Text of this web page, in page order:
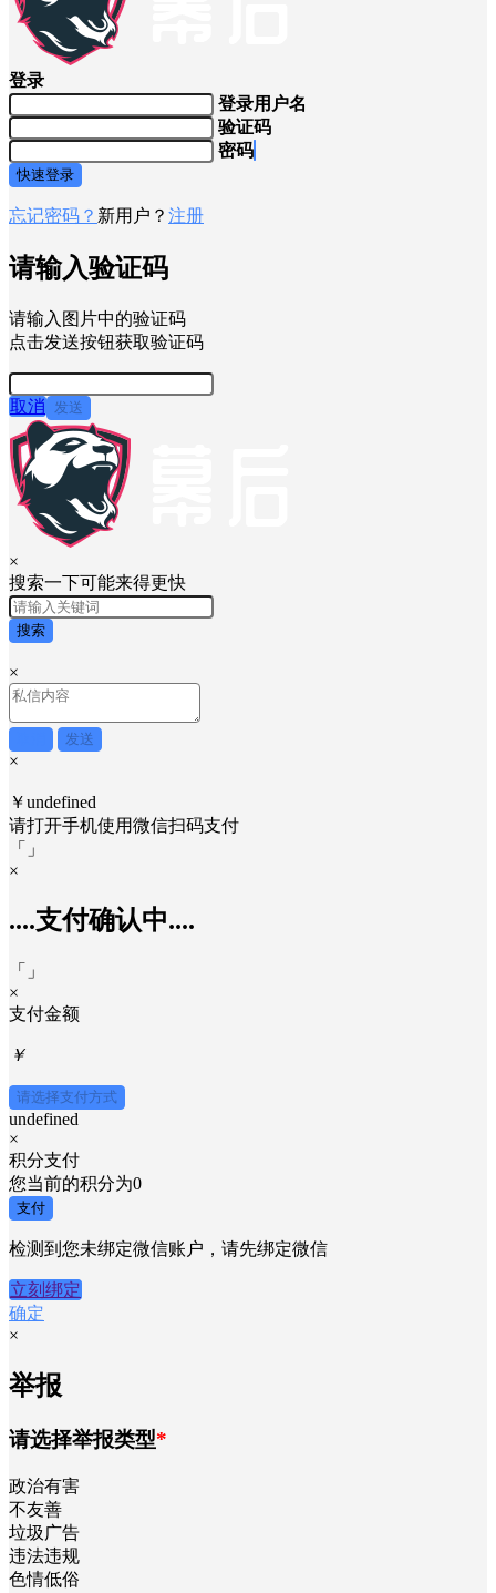
登录
登录用户名
验证码
密码
快速登录
忘记密码？ 新用户？ 注册
请输入验证码
请输入图片中的验证码
点击发送按钮获取验证码
取消 发送
×
搜索一下可能来得更快
搜索
×
发送
×
￥undefined
请打开手机使用微信扫码支付
「
」
×
....支付确认中....
「
」
×
支付金额
￥
请选择支付方式
undefined
×
积分支付
您当前的积分为0
支付
检测到您未绑定微信账户，请先绑定微信
立刻绑定
确定
×
举报
请选择举报类型*
政治有害
不友善
垃圾广告
违法违规
色情低俗